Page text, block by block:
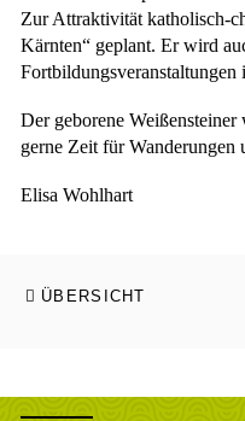
Zur Attraktivität katholisch-
Kärnten“ geplant. Er wird
Der geborene
gerne Zeit für Wanderungen
Elisa Wohlhart
ÜBERSICHT